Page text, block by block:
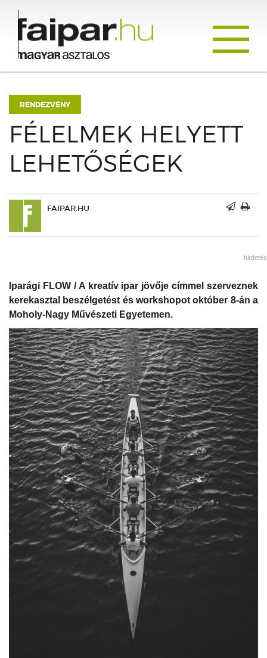
RENDEZVÉNY
FÉLELMEK HELYETT
LEHETŐSÉGEK
FAIPAR.HU
hirdetés
Iparági FLOW / A kreatív ipar jövője címmel szerveznek
kerekasztal beszélgetést és workshopot október 8-án a
Moholy-Nagy Művészeti Egyetemen.